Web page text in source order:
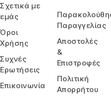
Σχετικά με
εμάς
Όροι
Χρήσης
Συχνές
Ερωτήσεις
Επικοινωνία
Παραγγελίας
Αποστολές
&
Επιστροφές
Πολιτική
Απορρήτου